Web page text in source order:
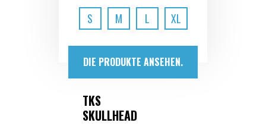
S M L XL
DIE PRODUKTE ANSEHEN.
TKS
SKULLHEAD